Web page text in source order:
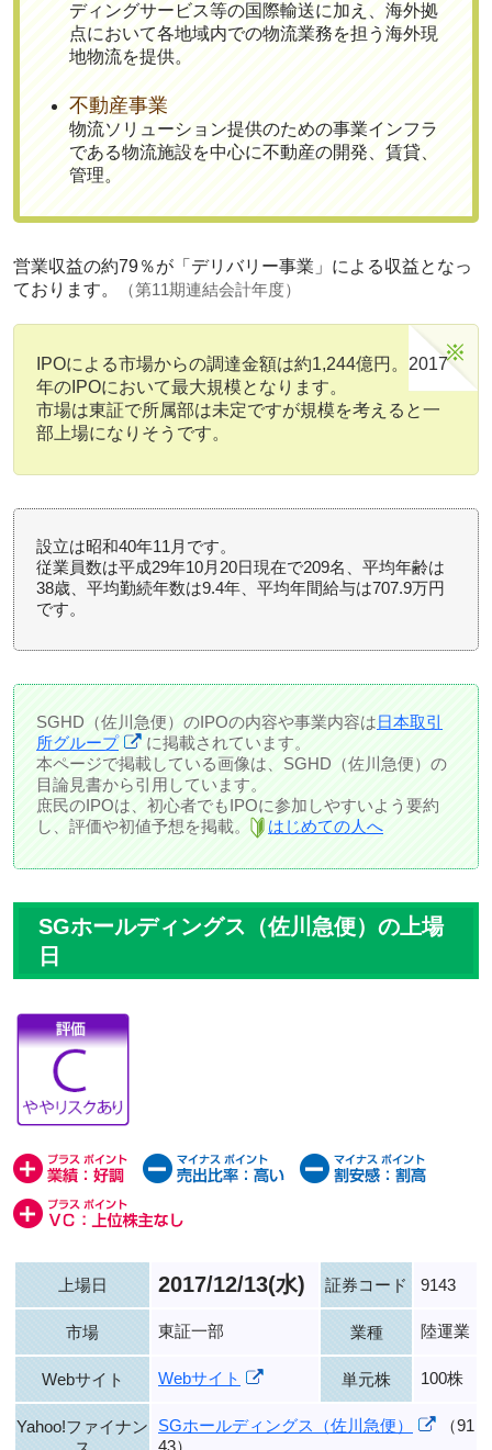
ディングサービス等の国際輸送に加え、海外拠
点において各地域内での物流業務を担う海外現
地物流を提供。
不動産事業
物流ソリューション提供のための事業インフラ
である物流施設を中心に不動産の開発、賃貸、
管理。
営業収益の約79％が「デリバリー事業」 による収益となっ
ております。
（第11期連結会計年度）
IPOによる市場からの調達金額は約1,244億円。2017
年のIPOにおいて最大規模となります。
市場は東証で所属部は未定ですが規模を考えると一
部上場になりそうです。
設立は昭和40年11月です。
従業員数は平成29年10月20日現在で209名、平均年齢は
38歳、平均勤続年数は9.4年、平均年間給与は707.9万円
です。
SGHD（佐川急便）のIPOの内容や事業内容は日本取引
所グループ
に掲載されています。
本ページで掲載している画像は、SGHD（佐川急便）の
目論見書から引用しています。
庶民のIPOは、初心者でもIPOに参加しやすいよう要約
し、評価や初値予想を掲載。
はじめての人へ
SGホールディングス（佐川急便）の上場
日
上場日 2017/12/13(水) 証券コード 9143
市場 東証一部 業種 陸運業
Webサイト Webサイト 単元株 100株
Yahoo!ファイナン
SGホールディングス（佐川急便）
（91